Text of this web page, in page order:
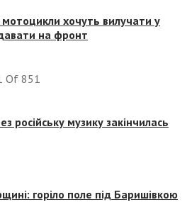
мотоцикли хочуть вилучати у
на фронт
Of 851
російську музику закінчилась
горіло поле під Баришівкою